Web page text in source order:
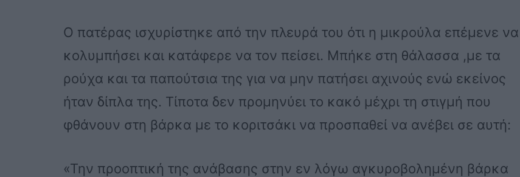
Ο πατέρας ισχυρίστηκε από την πλευρά του ότι η μικρούλα επέμενε να
κολυμπήσει και κατάφερε να τον πείσει. Μπήκε στη θάλασσα ,με τα
ρούχα και τα παπούτσια της για να μην πατήσει αχινούς ενώ εκείνος
ήταν δίπλα της. Τίποτα δεν προμηνύει το κακό μέχρι τη στιγμή που
φθάνουν στη βάρκα με το κοριτσάκι να προσπαθεί να ανέβει σε αυτή:
«Την προοπτική της ανάβασης στην εν λόγω αγκυροβολημένη βάρκα